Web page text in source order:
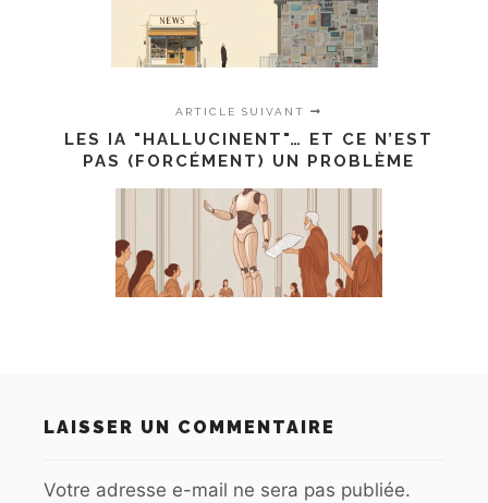
ARTICLE SUIVANT
LES IA "HALLUCINENT"… ET CE N’EST
PAS (FORCÉMENT) UN PROBLÈME
LAISSER UN COMMENTAIRE
Votre adresse e-mail ne sera pas publiée.